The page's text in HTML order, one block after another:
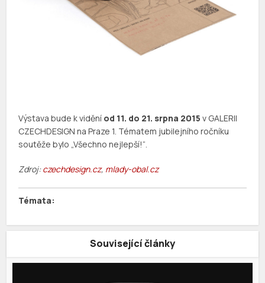
Výstava bude k vidění od 11. do 21. srpna 2015 v GALERII
CZECHDESIGN na Praze 1. Tématem jubilejního ročníku
soutěže bylo „Všechno nejlepší!“.
Zdroj:czechdesign.cz, mlady-obal.cz
Související články